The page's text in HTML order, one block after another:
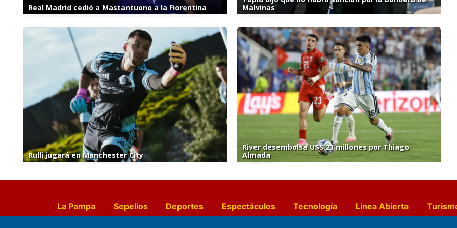
Real Madrid cedió a Mastantuono a la Fiorentina
Malvinas
Rulli jugará en Manchester City
River desembolsa U$S 23 millones por Thiago
Almada
La Pampa Sepelios Deportes Espectáculos Tecnología Linea Abierta